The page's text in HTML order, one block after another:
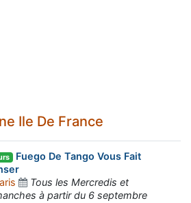
Ile De France
Fuego De Tango Vous Fait
Tous les Mercredis et
à partir du 6 septembre